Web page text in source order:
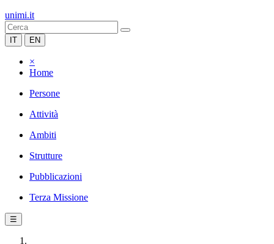
unimi.it
IT EN
×
Home
Persone
Attività
Ambiti
Strutture
Pubblicazioni
Terza Missione
☰